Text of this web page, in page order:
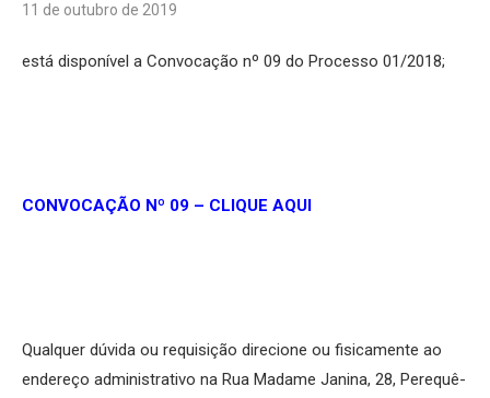
11 de outubro de 2019
está disponível a Convocação nº 09 do Processo 01/2018;
CONVOCAÇÃO Nº 09 – CLIQUE AQUI
Qualquer dúvida ou requisição direcione ou fisicamente ao
endereço administrativo na Rua Madame Janina, 28, Perequê-